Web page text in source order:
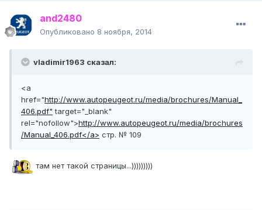
and2480
Опубликовано 8 ноября, 2014
vladimir1963 сказал:
<a
href="http://www.autopeugeot.ru/media/brochures/Manual_
406.pdf" target="_blank"
rel="nofollow">http://www.autopeugeot.ru/media/brochures
/Manual_406.pdf</a> стр. № 109
там нет такой страницы...)))))))))